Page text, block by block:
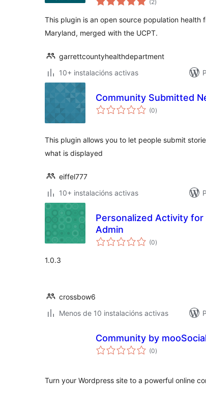
(2totais
)
This plugin is an open source population health
Maryland, merged with the UCPT.
garrettcountyhealthdepartment
10+ instalacións activas
Community Submitted
(0valoracións
totais
)
This plugin allows you to let people submit
what is displayed
eiffel777
10+ instalacións activas
Personalized Activity for
Admin
(0valoracións
totais
)
1.0.3
crossbow6
Menos de 10 instalacións activas
Community by
(0valoracións
totais
)
Turn your Wordpress site to a powerful online